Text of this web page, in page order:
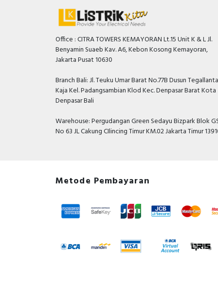
Office : CITRA TOWERS KEMAYORAN Lt.15 Unit K & L Jl.
Benyamin Suaeb Kav. A6, Kebon Kosong Kemayoran,
Jakarta Pusat 10630
Branch Bali: Jl. Teuku Umar Barat No.77B Dusun
Kaja Kel. Padangsambian Klod Kec. Denpasar Barat Kota
Denpasar Bali
Warehouse: Pergudangan Green Sedayu Bizpark Blok
No 63 JL Cakung CIlincing Timur KM.02 Jakarta Timur
Metode Pembayaran